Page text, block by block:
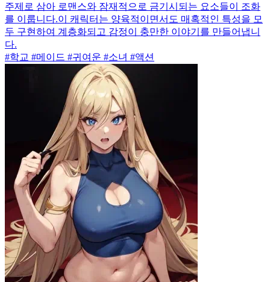
주제로 삼아 로맨스와 잠재적으로 금기시되는 요소들이 조화
를 이룹니다.이 캐릭터는 양육적이면서도 매혹적인 특성을 모
두 구현하여 계층화되고 감정이 충만한 이야기를 만들어냅니
다.
#학교 #메이드 #귀여운 #소녀 #액션